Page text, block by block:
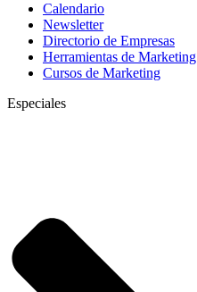
Calendario
Newsletter
Directorio de Empresas
Herramientas de Marketing
Cursos de Marketing
Especiales